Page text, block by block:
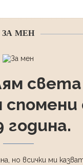
ЗА МЕН
година.
но всички ми